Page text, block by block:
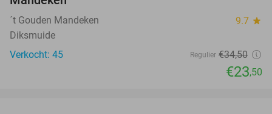
´t Gouden Mandeken 9.7 star
Diksmuide
Verkocht: 45
Regulier €34,50
€23,50